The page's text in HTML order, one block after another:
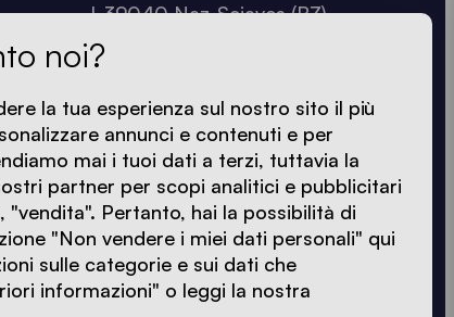
I-39040 Naz-Sciaves (BZ)
noi?
la tua esperienza sul nostro sito il più
annunci e contenuti e per
mai i tuoi dati a terzi, tuttavia la
partner per scopi analitici e pubblicitari
"vendita". Pertanto, hai la possibilità di
"Non vendere i miei dati personali" qui
sulle categorie e sui dati che
informazioni" o leggi la nostra